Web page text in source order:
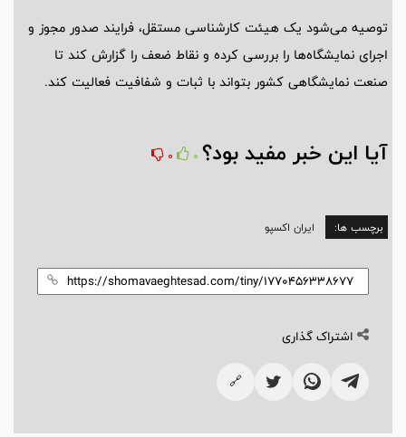
توصیه می‌شود یک هیئت کارشناسی مستقل، فرایند صدور مجوز و
اجرای نمایشگاه‌ها را بررسی کرده و نقاط ضعف را گزارش کند تا
صنعت نمایشگاهی کشور بتواند با ثبات و شفافیت فعالیت کند.
آیا این خبر مفید بود؟ 0
0
برچسب ها: ایران اکسپو
اشتراک گذاری
🔗